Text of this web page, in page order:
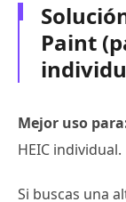
Paint
Mejor uso
HEIC individual.
Si buscas una